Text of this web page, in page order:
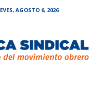
AGOSTO 6, 2026